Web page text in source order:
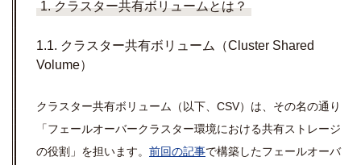
1. クラスター共有ボリュームとは？
1.1. クラスター共有ボリューム（Cluster Shared
Volume）
クラスター共有ボリューム（以下、CSV）は、その名の通り
「フェールオーバークラスター環境における共有ストレージ
の役割」を担います。 前回の記事で構築したフェールオーバ